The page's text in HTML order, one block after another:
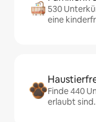
530
eine
Finde 440
erlaubt sind.